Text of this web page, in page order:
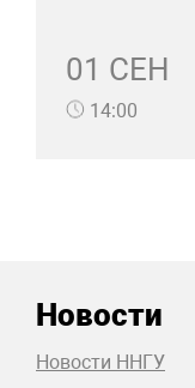
01 СЕН
14:00
Новости
Новости ННГУ